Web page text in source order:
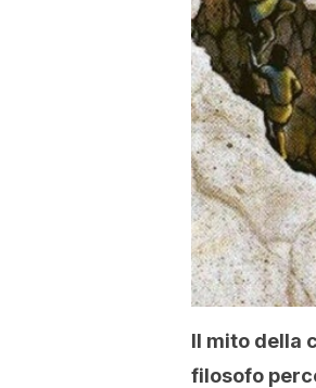
Il mito della
filosofo